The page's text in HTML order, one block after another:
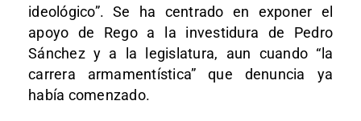
ideológico”. Se ha centrado en exponer el
apoyo de Rego a la investidura de Pedro
Sánchez y a la legislatura, aun cuando “la
carrera armamentística” que denuncia ya
había comenzado.